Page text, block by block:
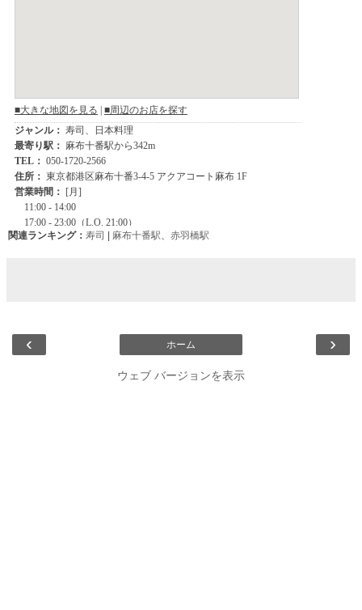
関連ランキング： 寿司 | 麻布十番駅 赤羽橋駅
‹ ›
ホーム
ウェブ バージョンを表示